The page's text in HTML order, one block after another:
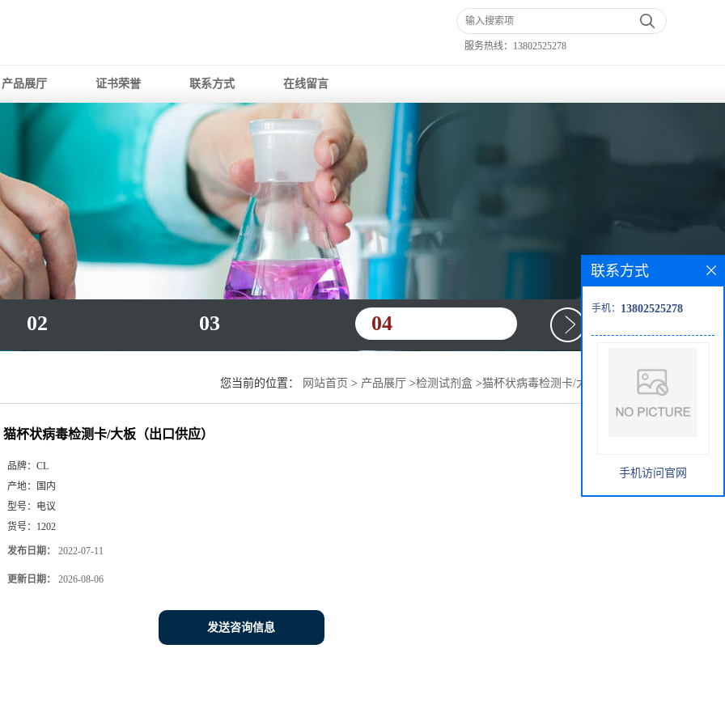
服务热线： 13802525278
产品展厅 证书荣誉 联系方式 在线留言
02 03 04
您当前的位置： 网站首页 > 产品展厅 >检测试剂盒 >猫杯状病毒检测卡/大板（出口供应）
猫杯状病毒检测卡/大板（出口供应）
品牌： CL
产地：
国内
型号： 电议
货号： 1202
发布日期： 2022-07-11
更新日期： 2026-08-06
发送咨询信息
联系方式
手机： 13802525278
手机访问官网